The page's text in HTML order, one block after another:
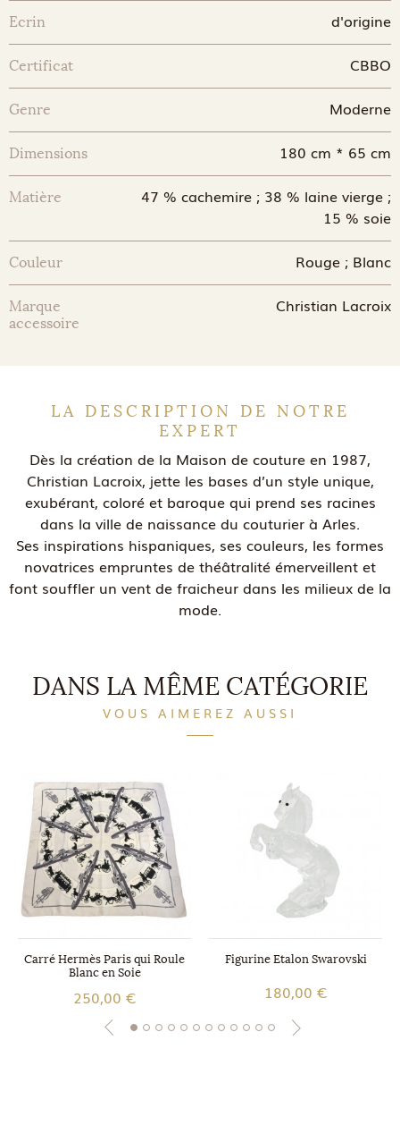
Ecrin d'origine
Certificat CBBO
Genre Moderne
Dimensions 180 cm * 65 cm
Matière
47 % cachemire ; 38 % laine vierge ;
15 % soie
Couleur Rouge ; Blanc
Marque
accessoire
Christian Lacroix
LA DESCRIPTION DE NOTRE
EXPERT
Dès la création de la Maison de couture en 1987,
Christian Lacroix, jette les bases d’un style unique,
exubérant, coloré et baroque qui prend ses racines
dans la ville de naissance du couturier à Arles.
Ses inspirations hispaniques, ses couleurs, les formes
novatrices empruntes de théâtralité émerveillent et
font souffler un vent de fraicheur dans les milieux de la
mode.
DANS LA MÊME CATÉGORIE
VOUS AIMEREZ AUSSI
Carré Hermès Paris qui Roule
Blanc en Soie
250,00 €
Figurine Etalon Swarovski
180,00 €